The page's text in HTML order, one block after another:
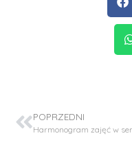
POPRZEDNI